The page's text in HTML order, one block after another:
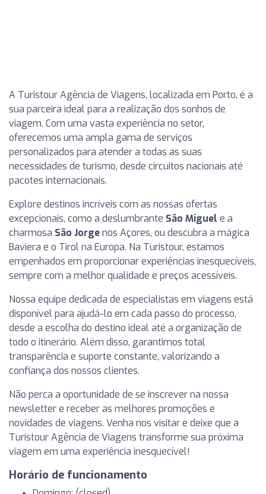
A Turistour Agência de Viagens, localizada em Porto, é a
sua parceira ideal para a realização dos sonhos de
viagem. Com uma vasta experiência no setor,
oferecemos uma ampla gama de serviços
personalizados para atender a todas as suas
necessidades de turismo, desde circuitos nacionais até
pacotes internacionais.
Explore destinos incríveis com as nossas ofertas
excepcionais, como a deslumbrante São Miguel e a
charmosa São Jorgenos Açores, ou descubra a mágica
Baviera e o Tirol na Europa. Na Turistour, estamos
empenhados em proporcionar experiências inesquecíveis,
sempre com a melhor qualidade e preços acessíveis.
Nossa equipe dedicada de especialistas em viagens está
disponível para ajudá-lo em cada passo do processo,
desde a escolha do destino ideal até a organização de
todo o itinerário. Além disso, garantimos total
transparência e suporte constante, valorizando a
confiança dos nossos clientes.
Não perca a oportunidade de se inscrever na nossa
newsletter e receber as melhores promoções e
novidades de viagens. Venha nos visitar e deixe que a
Turistour Agência de Viagens transforme sua próxima
viagem em uma experiência inesquecível!
Horário de funcionamento